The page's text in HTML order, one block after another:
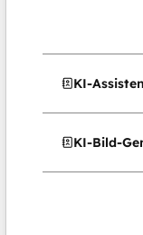
KI-
KI-Bild-